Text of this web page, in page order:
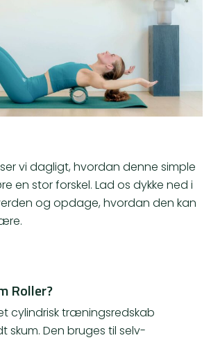
vi dagligt, hvordan denne simple
en stor forskel. Lad os dykke ned i
og opdage, hvordan den kan
Roller?
cylindrisk træningsredskab
skum. Den bruges til selv-